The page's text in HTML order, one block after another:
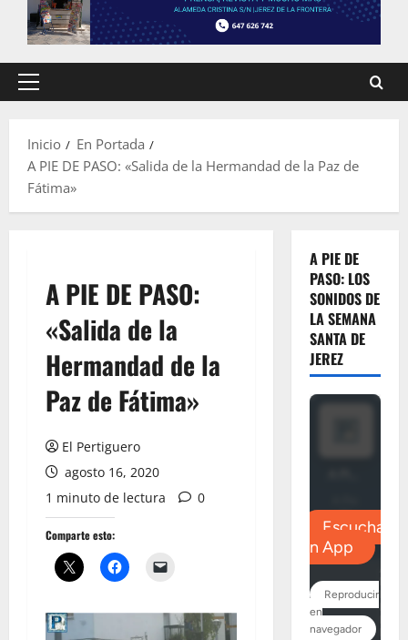
Menú
Inicio
En Portada
A PIE DE PASO: «Salida de la Hermandad de la Paz de
Fátima»
A PIE DE PASO:
«Salida de la
Hermandad de la
Paz de Fátima»
El Pertiguero
agosto 16, 2020
1 minuto de lectura
0
Comparte esto:
A PIE DE
PASO: LOS
SONIDOS DE
LA SEMANA
SANTA DE
JEREZ